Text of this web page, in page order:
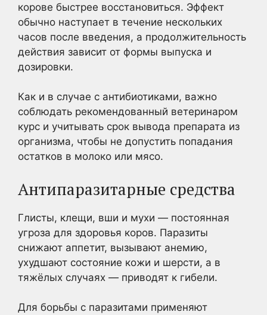
корове быстрее восстановиться. Эффект
обычно наступает в течение нескольких
часов после введения, а продолжительность
действия зависит от формы выпуска и
дозировки.
Как и в случае с антибиотиками, важно
соблюдать рекомендованный ветеринаром
курс и учитывать срок вывода препарата из
организма, чтобы не допустить попадания
остатков в молоко или мясо.
Антипаразитарные средства
Глисты, клещи, вши и мухи — постоянная
угроза для здоровья коров. Паразиты
снижают аппетит, вызывают анемию,
ухудшают состояние кожи и шерсти, а в
тяжёлых случаях — приводят к гибели.
Для борьбы с паразитами применяют